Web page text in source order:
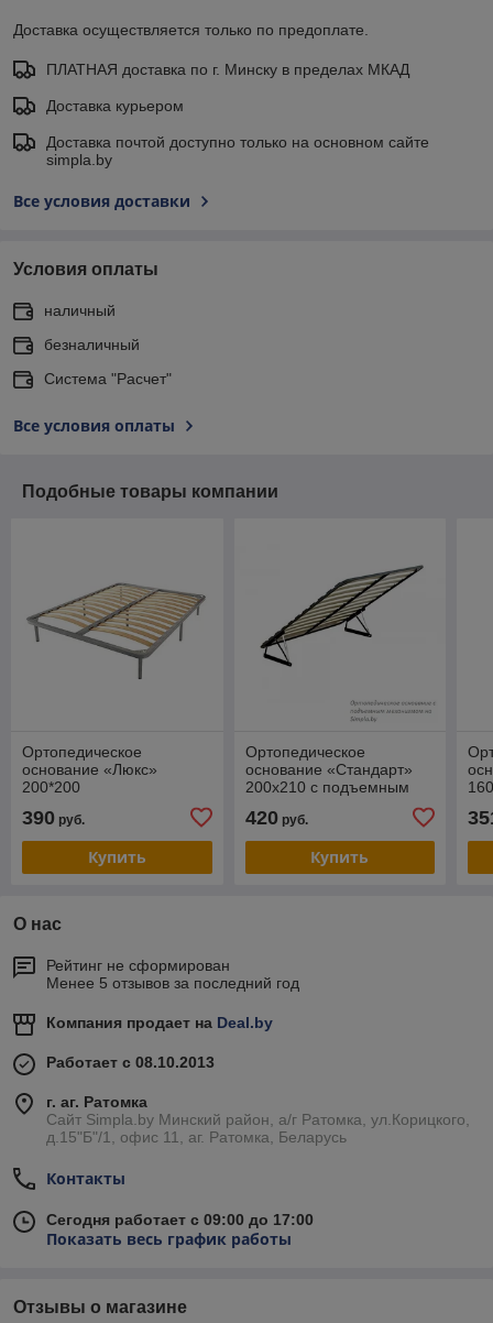
Доставка осуществляется только по предоплате.
ПЛАТНАЯ доставка по г. Минску в пределах МКАД
Доставка курьером
Доставка почтой доступно только на основном сайте
simpla.by
Все условия доставки
Условия оплаты
наличный
безналичный
Система "Расчет"
Все условия оплаты
Подобные товары компании
Ортопедическое
основание «Люкс»
200*200
390 руб.
Купить
Ортопедическое
основание «Стандарт»
200х210 с подъемным
420руб.
Купить
О нас
Рейтинг не сформирован
Менее 5 отзывов за последний год
Компания продает на Deal.by
Работает с 08.10.2013
г. аг. Ратомка
Сайт Simpla.by Минский район, а/г Ратомка, ул.Корицкого,
д.15"Б"/1, офис 11, аг. Ратомка, Беларусь
Контакты
Сегодня работает с 09:00 до 17:00
Показать весь график работы
Отзывы о магазине